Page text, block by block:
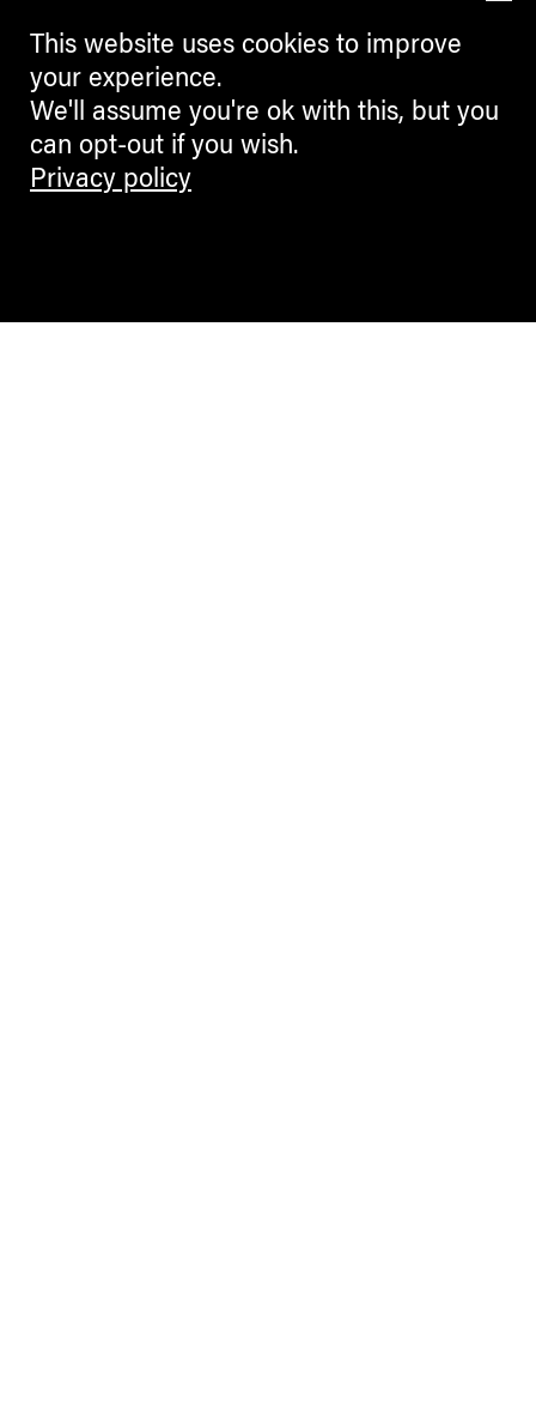
This website uses cookies to improve
your experience.
We'll assume you're ok with this, but you
can opt-out if you wish.
Privacy policy